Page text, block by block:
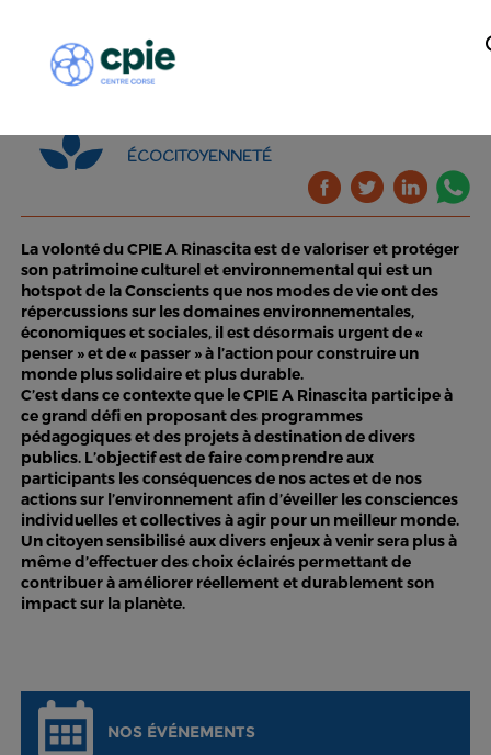
ÉCOCITOYENNETÉ
La volonté du CPIE A Rinascita est de valoriser et protéger
son patrimoine culturel et environnemental qui est un
hotspot de la Conscients que nos modes de vie ont des
répercussions sur les domaines environnementales,
économiques et sociales, il est désormais urgent de «
penser » et de « passer » à l’action pour construire un
monde plus solidaire et plus durable.
C’est dans ce contexte que le CPIE A Rinascita participe à
ce grand défi en proposant des programmes
pédagogiques et des projets à destination de divers
publics. L’objectif est de faire comprendre aux
participants les conséquences de nos actes et de nos
actions sur l’environnement afin d’éveiller les consciences
individuelles et collectives à agir pour un meilleur monde.
Un citoyen sensibilisé aux divers enjeux à venir sera plus à
même d’effectuer des choix éclairés permettant de
contribuer à améliorer réellement et durablement son
impact sur la planète.
NOS ÉVÉNEMENTS